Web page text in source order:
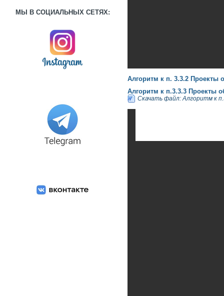
МЫ В СОЦИАЛЬНЫХ СЕТЯХ:
Алгоритм к п. 3.3.2 Проекты
Алгоритм к п.3.3.3 Проекты
Скачать файл: Алгоритм к